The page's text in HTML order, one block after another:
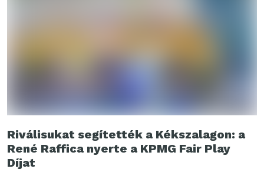
Riválisukat segítették a Kékszalagon: a
René Raffica nyerte a KPMG Fair Play
Díjat